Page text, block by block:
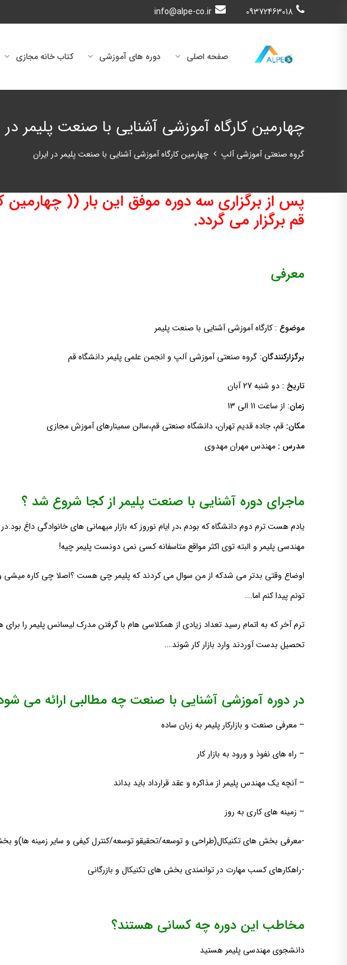
09372463018
info@alpe-co.ir
صفحه اصلی دوره های آموزشی کتاب خانه مجازی
چهارمین کارگاه آموزشی آشنایی با صنعت پلیمر در
گروه صنعتی آموزشی آلپ چهارمین کارگاه آموزشی آشنایی با صنعت پلیمر در ایران
پس از برگزاری سه دوره موفق این بار ((
قم برگزار می گردد.
معرفی
موضوع : کارگاه آموزشی آشنایی با صنعت پلیمر
برگزارکنندگان: گروه صنعتی آموزشی آلپ و انجمن علمی پلیمر دانشگاه قم
تاریخ : دو شنبه 27 آبان
زمان: از ساعت 11 الی 13
مکان: قم، جاده قدیم تهران، دانشگاه صنعتی قم،سالن سمینارهای آموزش مجازی
مدرس : مهندس مهران مهدوی
ماجرای دوره آشنایی با صنعت پلیمر از کجا شروع شد ؟
یادم هست ترم دوم دانشگاه که بودم ،در ایام نوروز که بازار میهمانی های خانوادگی داغ
مهندسی پلیمر و البته توی اکثر مواقع متاسفانه کسی نمی دونست پلیمر چیه!
اوضاع وقتی بدتر می شدکه از من سوال می کردند که پلیمر چی هست ؟اصلا چی کاره میشی
تونم پیدا کنم اما….
ترم آخر که به اتمام رسید تعداد زیادی از همکلاسی هام با گرفتن مدرک لیسانس پلیمر را
تحصیل بدست آوردند وارد بازار کار شوند….
در دوره آموزشی آشنایی با صنعت چه مطالبی ارائه می
– معرفی صنعت و بازارکار پلیمر به زبان ساده
– راه های نفوذ و ورود به بازار کار
– آنچه یک مهندس پلیمر از مذاکره و عقد قرارداد باید بداند
– زمینه های کاری به روز
-معرفی بخش های تکنیکال(طراحی و توسعه/تحقیقو توسعه/کنترل کیفی و سایر زمینه ها)و
-راهکارهای کسب مهارت در توانمندی بخش های تکنیکال و بازرگانی
مخاطب این دوره چه کسانی هستند؟
دانشجوی مهندسی پلیمر هستید